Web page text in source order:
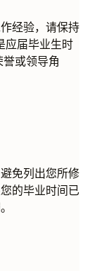
经验，请保持
应届毕业生时
或领导角
免列出您所修
的毕业时间已